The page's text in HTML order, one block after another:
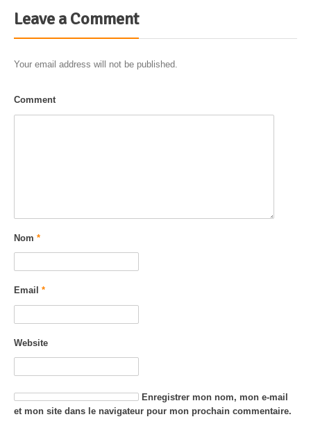
Leave a Comment
Your email address will not be published.
Comment
Nom *
Email *
Website
Enregistrer mon nom, mon e-mail
et mon site dans le navigateur pour mon prochain commentaire.